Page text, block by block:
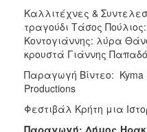
Καλλιτέχνες &
τραγούδι Τάσος
Kοντογιάννης: λύρα
κρουστά Γιάννης
Παραγωγή Βίντεο: Kyma
Productions
Φεστιβάλ Κρήτη μια
Παραγωγή: Δήμος